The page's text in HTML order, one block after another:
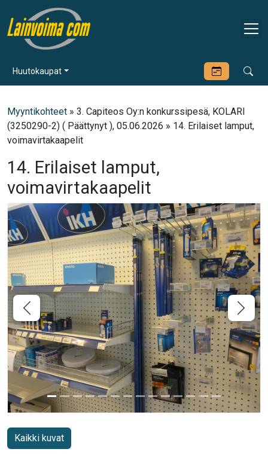
Huutokaupat
Myyntikohteet » 3. Capiteos Oy:n konkurssipesä, KOLARI
(3250290-2) ( Päättynyt ), 05.06.2026 » 14. Erilaiset lamput,
voimavirtakaapelit
14. Erilaiset lamput,
voimavirtakaapelit
Kaikki kuvat